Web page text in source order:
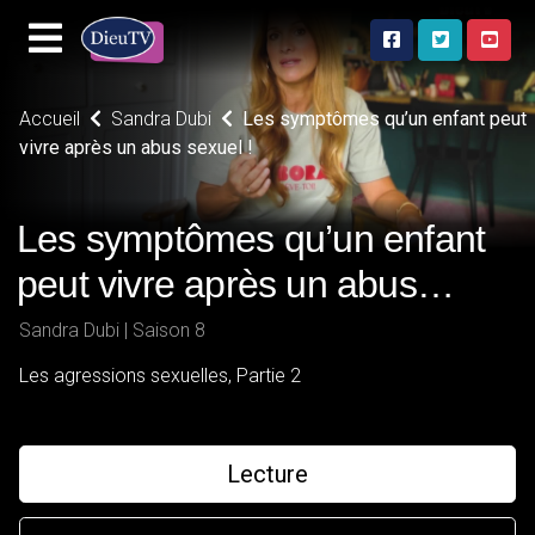
Accueil Sandra Dubi
Les symptômes qu’un enfant peut
vivre après un abus sexuel !
Les symptômes qu’un enfant
peut vivre après un abus
sexuel !
Sandra Dubi | Saison 8
Les agressions sexuelles, Partie 2
Lecture